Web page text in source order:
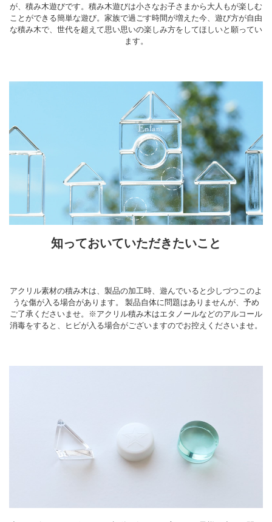
が、積み木遊びです。積み木遊びは小さなお子さまから大人もが楽しむ
ことができる簡単な遊び。家族で過ごす時間が増えた今、遊び方が自由
な積み木で、世代を超えて思い思いの楽しみ方をしてほしいと願ってい
ます。
知っておいていただきたいこと
アクリル素材の積み木は、製品の加工時、遊んでいると少しづつこのよ
うな傷が入る場合があります。 製品自体に問題はありませんが、予め
ご了承くださいませ。※アクリル積み木はエタノールなどのアルコール
消毒をすると、ヒビが入る場合がございますのでお控えくださいませ。